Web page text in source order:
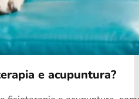
e acupuntura?